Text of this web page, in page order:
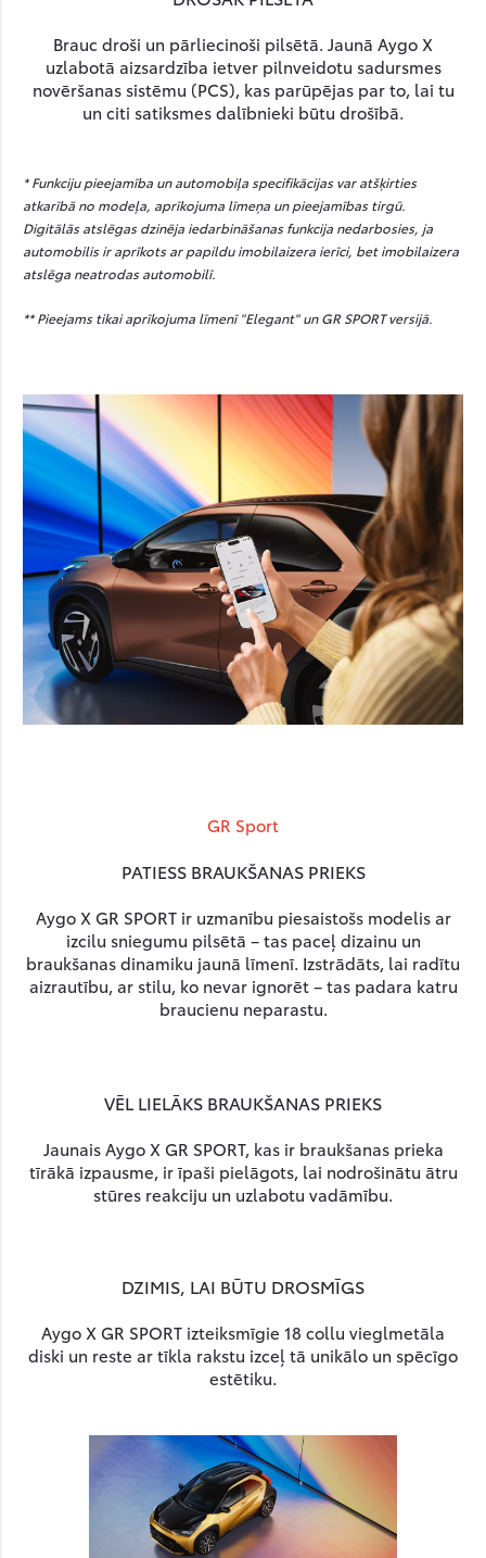
Brauc droši un pārliecinoši pilsētā. Jaunā Aygo X
uzlabotā aizsardzība ietver pilnveidotu sadursmes
novēršanas sistēmu (PCS), kas parūpējas par to, lai tu
un citi satiksmes dalībnieki būtu drošībā.
* Funkciju pieejamība un automobiļa specifikācijas var atšķirties
atkarībā no modeļa, aprīkojuma līmeņa un pieejamības tirgū.
Digitālās atslēgas dzinēja iedarbināšanas funkcija nedarbosies, ja
automobilis ir aprīkots ar papildu imobilaizera ierīci, bet imobilaizera
atslēga neatrodas automobilī.
** Pieejams tikai aprīkojuma līmenī "Elegant" un GR SPORT versijā.
GR Sport
PATIESS BRAUKŠANAS PRIEKS
Aygo X GR SPORT ir uzmanību piesaistošs modelis ar
izcilu sniegumu pilsētā – tas paceļ dizainu un
braukšanas dinamiku jaunā līmenī. Izstrādāts, lai radītu
aizrautību, ar stilu, ko nevar ignorēt – tas padara katru
braucienu neparastu.
VĒL LIELĀKS BRAUKŠANAS PRIEKS
Jaunais Aygo X GR SPORT, kas ir braukšanas prieka
tīrākā izpausme, ir īpaši pielāgots, lai nodrošinātu ātru
stūres reakciju un uzlabotu vadāmību.
DZIMIS, LAI BŪTU DROSMĪGS
Aygo X GR SPORT izteiksmīgie 18 collu vieglmetāla
diski un reste ar tīkla rakstu izceļ tā unikālo un spēcīgo
estētiku.